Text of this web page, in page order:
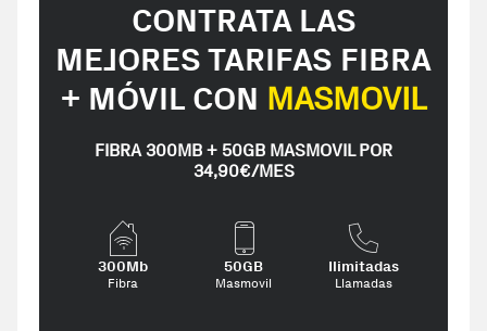
CONTRATA LAS
MEJORES TARIFAS FIBRA
+ MÓVIL CON MASMOVIL
FIBRA 300MB + 50GB MASMOVIL POR
34,90€/MES
300Mb
Fibra
50GB
Masmovil
Ilimitadas
Llamadas